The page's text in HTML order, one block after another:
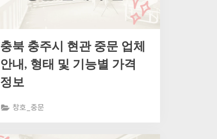
충북 충주시 현관 중문 업체
안내, 형태 및 기능별 가격
정보
창호_중문